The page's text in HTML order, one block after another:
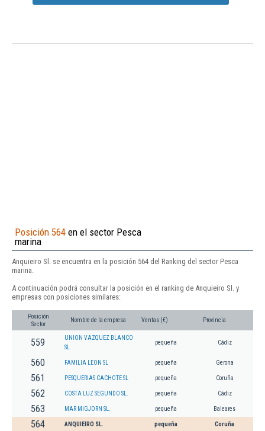
Posición 564 en el sector Pesca
marina
Anquieiro Sl. se encuentra en la posición 564 del Ranking del sector Pesca
marina.
A continuación podrá consultar la posición en el ranking de Anquieiro Sl. y
empresas con posiciones similares:
Posición
Sector
Nombre de la empresa Ventas (€) Provincia
559
UNION VAZQUEZ BLANCO
SL
pequeña Cádiz
560 FAMILIA LEON SL pequeña Gerona
561 PESQUERIAS CACHOTE SL pequeña Coruña
562 COSTA LUZ SEGUNDO SL. pequeña Cádiz
563 MAR MIGJORN SL. pequeña Baleares
564 ANQUIEIRO SL. pequeña Coruña